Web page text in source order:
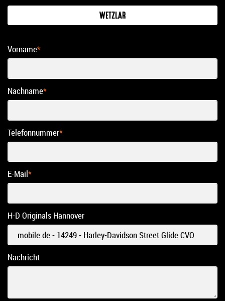
WETZLAR
Vorname*
Nachname*
Telefonnummer*
E-Mail*
H-D Originals Hannover
Nachricht